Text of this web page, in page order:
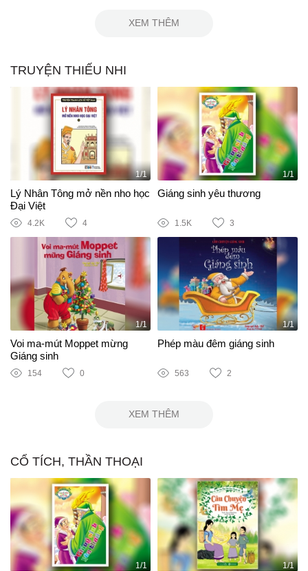
XEM THÊM
TRUYỆN THIẾU NHI
1/1
Lý Nhân Tông mở nền nho học
Đại Việt
4.2K 4
1/1
Giáng sinh yêu thương
1.5K 3
1/1
Voi ma-mút Moppet mừng
Giáng sinh
154 0
1/1
Phép màu đêm giáng sinh
563 2
XEM THÊM
CỔ TÍCH, THẦN THOẠI
1/1 1/1